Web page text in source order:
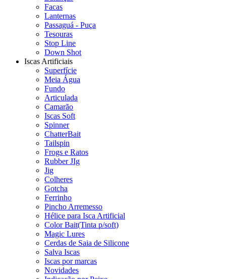
Facas
Lanternas
Passaguá - Puça
Tesouras
Stop Line
Down Shot
Iscas Artificiais
Superfície
Meia Água
Fundo
Articulada
Camarão
Iscas Soft
Spinner
ChatterBait
Tailspin
Frogs e Ratos
Rubber JIg
Jig
Colheres
Gotcha
Ferrinho
Pincho Arremesso
Hélice para Isca Artificial
Color Bait(Tinta p/soft)
Magic Lures
Cerdas de Saia de Silicone
Salva Iscas
Iscas por marcas
Novidades